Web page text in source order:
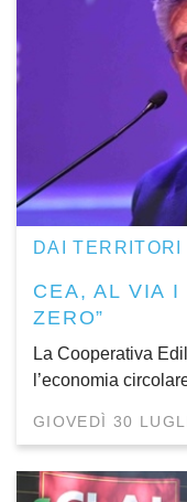
DAI TERRITORI
CEA, AL VIA I
ZERO”
La Cooperativa
l’economia
GIOVEDÌ 30